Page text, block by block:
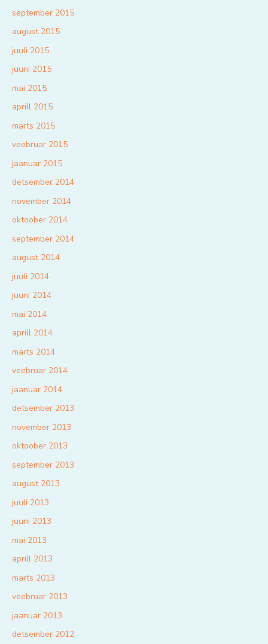
september 2015
august 2015
juuli 2015
juuni 2015
mai 2015
aprill 2015
märts 2015
veebruar 2015
jaanuar 2015
detsember 2014
november 2014
oktoober 2014
september 2014
august 2014
juuli 2014
juuni 2014
mai 2014
aprill 2014
märts 2014
veebruar 2014
jaanuar 2014
detsember 2013
november 2013
oktoober 2013
september 2013
august 2013
juuli 2013
juuni 2013
mai 2013
aprill 2013
märts 2013
veebruar 2013
jaanuar 2013
detsember 2012